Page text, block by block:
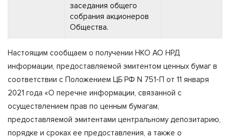
заседания общего
собрания акционеров
Общества.
Настоящим сообщаем о получении НКО АО НРД
информации, предоставляемой эмитентом ценных бумаг в
соответствии с Положением ЦБ РФ N 751-П от 11 января
2021 года «О перечне информации, связанной с
осуществлением прав по ценным бумагам,
предоставляемой эмитентами центральному депозитарию,
порядке и сроках ее предоставления, а также о